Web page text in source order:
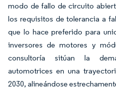
modo de fallo de circuito
los requisitos de tolerancia a
que lo hace preferido para
inversores de motores y
consultoría sitúan la
automotrices en una
2030, alineándose